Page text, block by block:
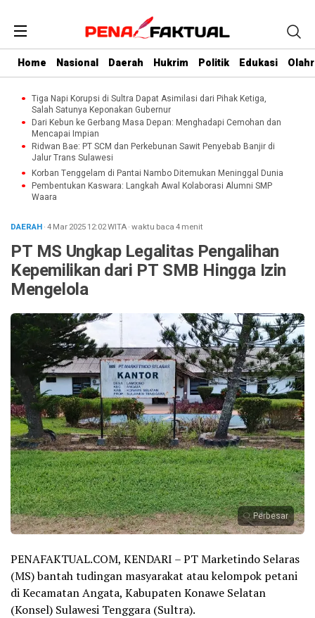
Home Nasional Daerah Hukrim Politik Edukasi
Tiga Napi Korupsi di Sultra Dapat Asimilasi dari Pihak Ketiga,
Salah Satunya Keponakan Gubernur
Dari Kebun ke Gerbang Masa Depan: Menghadapi Cemohan dan
Mencapai Impian
Ridwan Bae: PT SCM dan Perkebunan Sawit Penyebab Banjir di
Jalur Trans Sulawesi
Korban Tenggelam di Pantai Nambo Ditemukan Meninggal Dunia
Pembentukan Kaswara: Langkah Awal Kolaborasi Alumni SMP
Waara
DAERAH· 4 Mar 202512:02WITA·waktu baca 4 menit
PT MS Ungkap Legalitas Pengalihan
Kepemilikan dari PT SMB Hingga Izin
Mengelola
Perbesar
PENAFAKTUAL.COM, KENDARI – PT Marketindo Selaras
(MS) bantah tudingan masyarakat atau kelompok petani
di Kecamatan Angata, Kabupaten Konawe Selatan
(Konsel) Sulawesi Tenggara (Sultra).